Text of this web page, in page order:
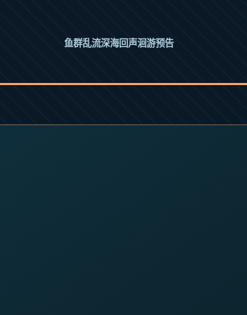
鱼群乱流深海回声洄游预告